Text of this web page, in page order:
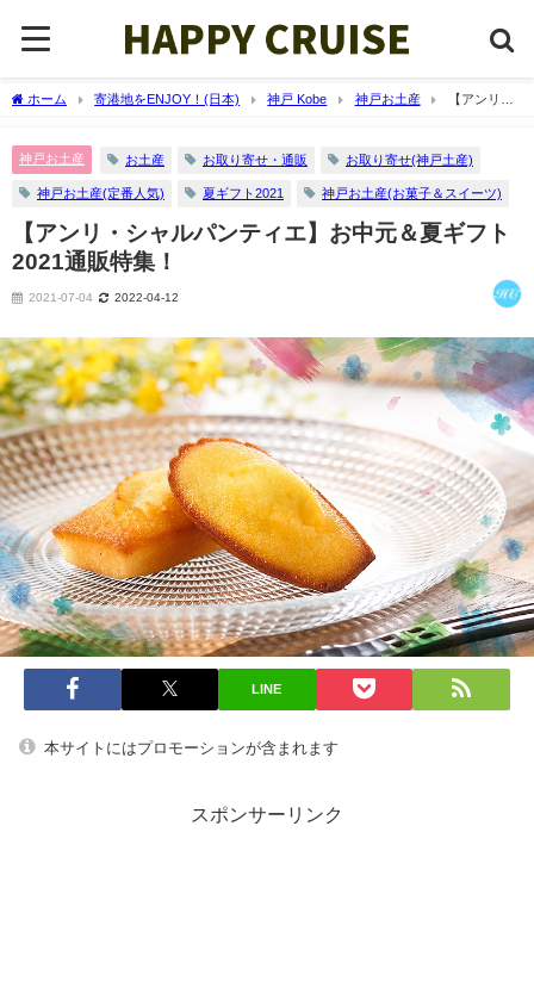
ホーム 寄港地をENJOY！(日本) 神戸 Kobe 神戸お土産
【アンリ・
神戸お土産 お土産 お取り寄せ・通販 お取り寄せ(神戸土産)
神戸お土産(定番人気) 夏ギフト2021 神戸お土産(お菓子＆スイーツ)
【アンリ・シャルパンティエ】お中元＆夏ギフト
2021通販特集！
2021-07-04 2022-04-12
LINE
本サイトにはプロモーションが含まれます
スポンサーリンク